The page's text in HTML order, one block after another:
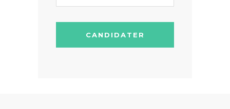
CANDIDATER